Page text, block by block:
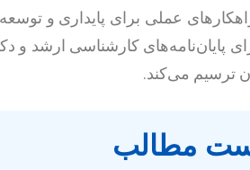
عملی برای پایداری و
پایان‌نامه‌های کارشناسی ارشد و
ترسیم می‌کند.
مطالب